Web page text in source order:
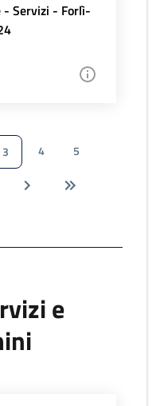
- Servizi - Forlì-
3 4
5
e